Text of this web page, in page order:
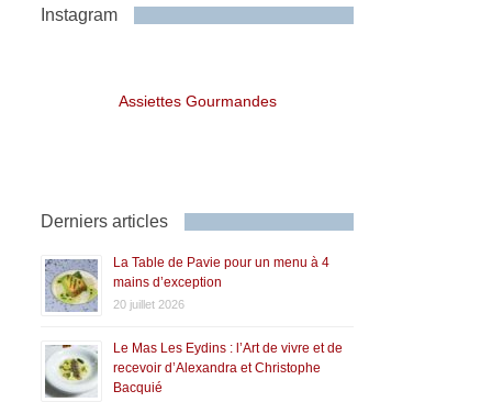
Instagram
Assiettes Gourmandes
Derniers articles
La Table de Pavie pour un menu à 4
mains d’exception
20 juillet 2026
Le Mas Les Eydins : l’Art de vivre et de
recevoir d’Alexandra et Christophe
Bacquié